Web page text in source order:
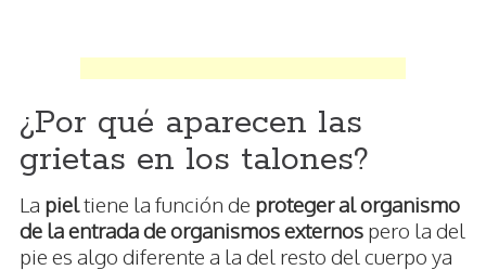
¿Por qué aparecen las
grietas en los talones?
La piel tiene la función de proteger al organismo
de la entrada de organismos externos pero la del
pie es algo diferente a la del resto del cuerpo ya